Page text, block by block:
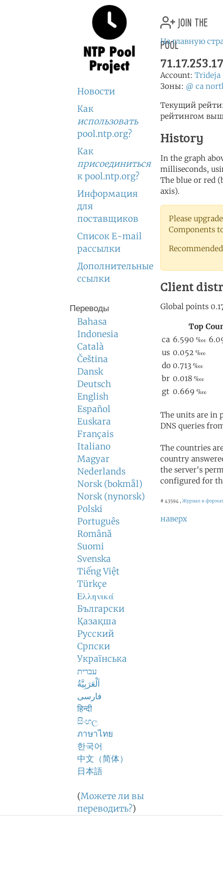
Новости
Как
использовать
pool.ntp.org?
Как
присоединиться
к pool.ntp.org?
Информация
для
поставщиков
Список E-mail
рассылки
Дополнительные
ссылки
Переводы
Bahasa
Indonesia
Català
Čeština
Dansk
Deutsch
English
Español
Euskara
Français
Italiano
Magyar
Nederlands
Norsk (bokmål)
Norsk (nynorsk)
Polski
Português
Română
Suomi
Svenska
Tiếng Việt
Türkçe
Ελληνικά
Български
Қазақша
Русский
Српски
Українська
עברית
اَلْعَرَبِيَّةُ
فارسی
हिन्दी
සිංහල
ภาษาไทย
한국어
中文（简体）
日本語
(Можете ли вы
переводить?)
join the
pool
На главную
Account: Trideja
Зоны: @ ca
Текущий
рейтингом
History
In the graph
milliseconds,
The blue or red
axis).
Please
Components
Client
The units are in
DNS queries
The countries
country
the server's
configured for
# 43594 , Журнал в
наверх